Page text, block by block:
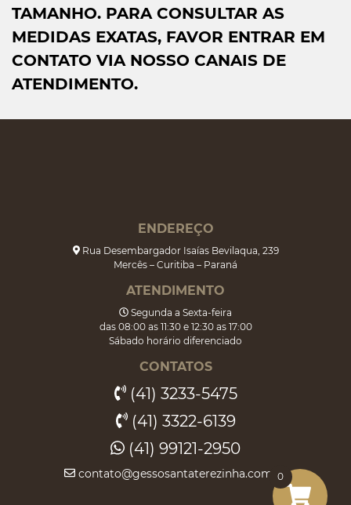
TAMANHO. PARA CONSULTAR AS
MEDIDAS EXATAS, FAVOR ENTRAR EM
CONTATO VIA NOSSO CANAIS DE
ATENDIMENTO.
ENDEREÇO
Rua Desembargador Isaías Bevilaqua, 239
Mercês – Curitiba – Paraná
ATENDIMENTO
Segunda a Sexta-feira
das 08:00 as 11:30 e 12:30 as 17:00
Sábado horário diferenciado
CONTATOS
(41) 3233-5475
(41) 3322-6139
(41) 99121-2950
contato@gessosantaterezinha.com.br
0